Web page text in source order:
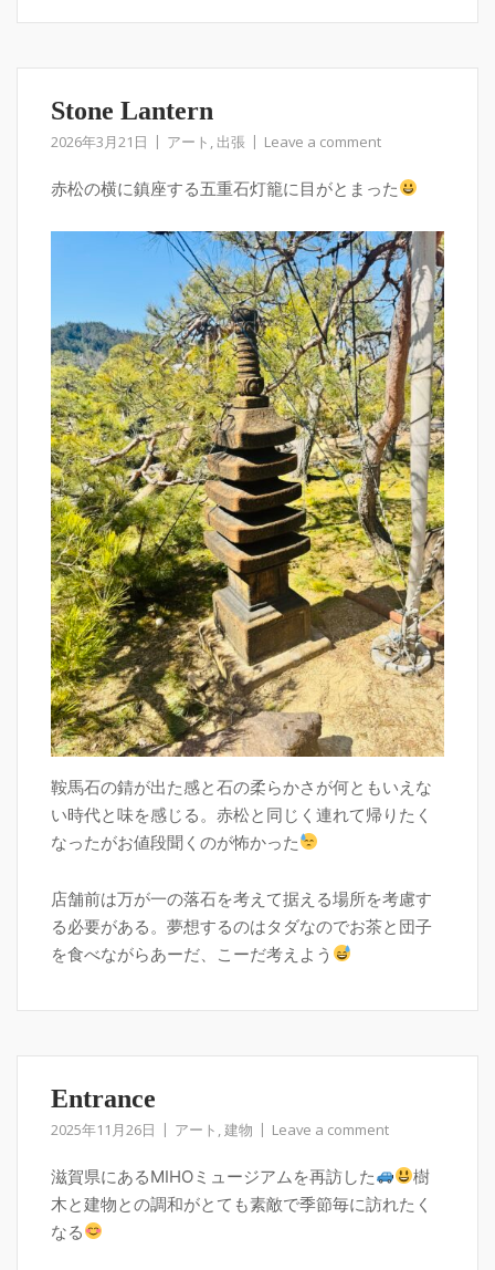
Stone Lantern
2026年3月21日 アート , 出張 Leave a comment
赤松の横に鎮座する五重石灯籠に目がとまった
鞍馬石の錆が出た感と石の柔らかさが何ともいえな
い時代と味を感じる。赤松と同じく連れて帰りたく
なったがお値段聞くのが怖かった
店舗前は万が一の落石を考えて据える場所を考慮す
る必要がある。夢想するのはタダなのでお茶と団子
を食べながらあーだ、こーだ考えよう
Entrance
2025年11月26日 アート 建物 Leave a comment
滋賀県にあるMIHOミュージアムを再訪した
樹
木と建物との調和がとても素敵で季節毎に訪れたく
なる